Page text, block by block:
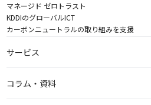
マネージド ゼロトラスト
KDDIのグローバルICT
カーボンニュートラルの取り組みを支援
サービス
コラム・資料